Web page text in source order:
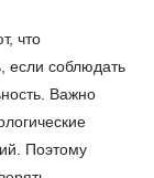
что
если соблюдать
Важно
Поэтому